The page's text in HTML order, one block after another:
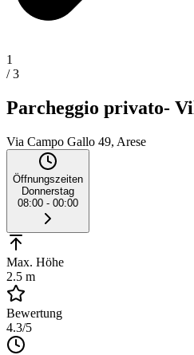
1
/3
Parcheggio privato-
Via Campo Gallo 49, Arese
Öffnungszeiten
Donnerstag
08:00 - 00:00
Max. Höhe
2.5 m
Bewertung
4.3/5